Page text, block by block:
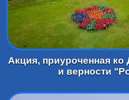
Акция, приуроченная
и верности